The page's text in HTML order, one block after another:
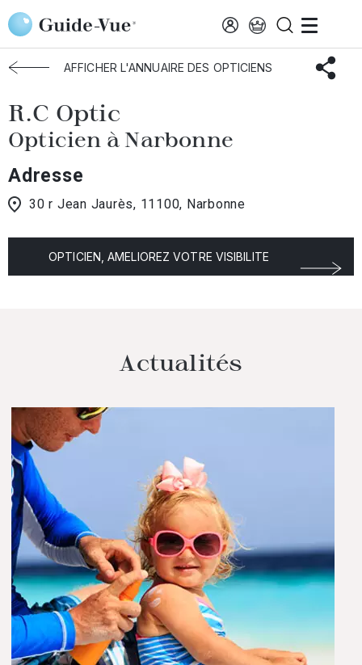
Aller au contenu principal
Accueil Choisir mon opticien Narbonne R.C Optic
AFFICHER L'ANNUAIRE DES OPTICIENS
R.C Optic
Opticien à Narbonne
Adresse
30 r Jean Jaurès, 11100, Narbonne
OPTICIEN, AMELIOREZ VOTRE VISIBILITE
Actualités